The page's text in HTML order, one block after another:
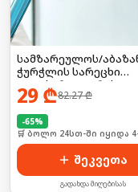
სამზარეულოს/
ჭურჭლის სარეცხი
ელექტრო ჯაგრისი +
სხვადასხვა თავაკები
29 ₾82.27₾
-65%
🛒 ბოლო 24სთ-ში იყიდა
შეკვეთა
გადახდა მიღებისას